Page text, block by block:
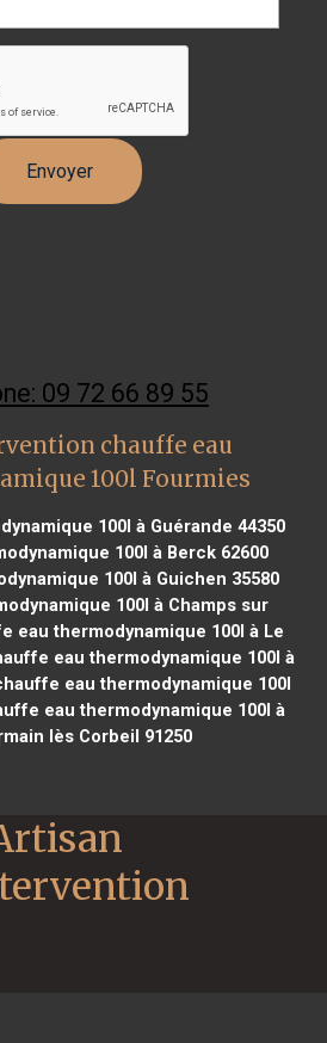
09 72 66 89 55
chauffe eau
100l Fourmies
100l à Guérande 44350
100l à Berck 62600
100l à Guichen 35580
100l à Champs sur
eau thermodynamique 100l à Le
eau thermodynamique 100l à
eau thermodynamique 100l
eau thermodynamique 100l à
lès Corbeil 91250